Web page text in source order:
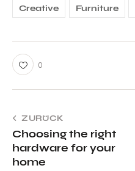
Creative Furniture
0
ZURÜCK
Choosing the right
hardware for your
home